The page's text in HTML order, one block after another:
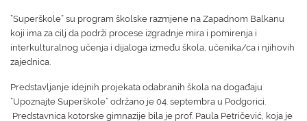
”Superškole” su program školske razmjene na Zapadnom Balkanu
koji ima za cilj da podrži procese izgradnje mira i pomirenja i
interkulturalnog učenja i dijaloga između škola, učenika/ca i njihovih
zajednica.
Predstavljanje idejnih projekata odabranih škola na događaju
”Upoznajte Superškole” održano je 04. septembra u Podgorici.
Predstavnica kotorske gimnazije bila je prof. Paula Petričević, koja je